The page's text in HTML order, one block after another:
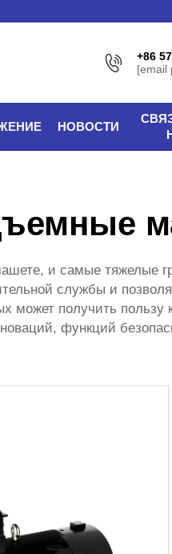
+86
[email
НОВОСТИ
и самые тяжелые
службы и
может получить
функций